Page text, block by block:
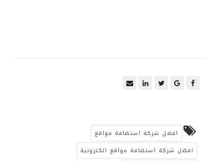
افضل شركة استضافة مواقع
افضل شركة استضافة مواقع الكترونية